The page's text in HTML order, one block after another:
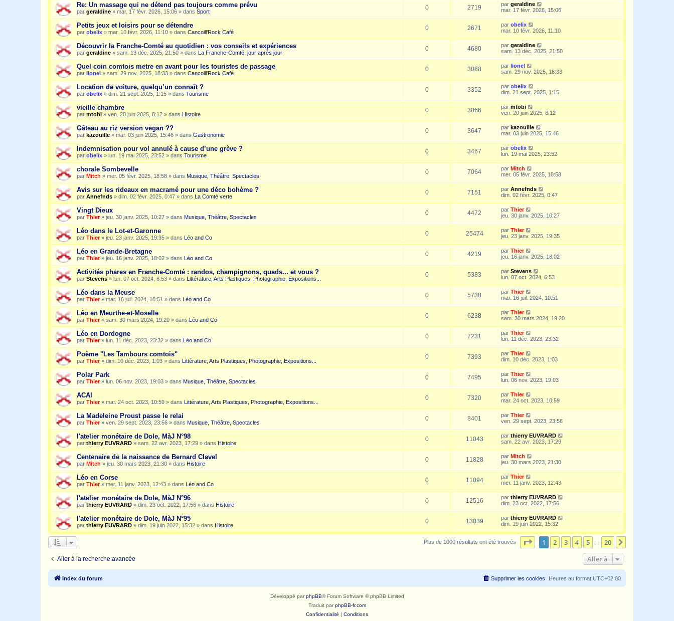
Re: Un massage qui ne détend pas toujours comme prévu
par geraldine » mar. 17 févr. 2026, 15:06 » dans Sport
0 2719 par geraldine
mar. 17 févr. 2026, 15:06
Petits jeux et loisirs pour se détendre
par obelix » mar. 10 févr. 2026, 11:10 » dans Cancoill'Rock Café
0 2671 par obelix
mar. 10 févr. 2026, 11:10
Découvrir la Franche-Comté au quotidien : vos conseils et expériences
par geraldine » sam. 13 déc. 2025, 21:50 » dans La Franche-Comté, jour après jour
0 4680 par geraldine
sam. 13 déc. 2025, 21:50
Quel coin comtois metre en avant pour les touristes de passage
par lionel » sam. 29 nov. 2025, 18:33 » dans Cancoill'Rock Café
0 3088 par lionel
sam. 29 nov. 2025, 18:33
Location de voiture, quelqu’un connaît ?
par obelix » dim. 21 sept. 2025, 1:15 » dans Tourisme
0 3352 par obelix
dim. 21 sept. 2025, 1:15
vieille chambre
par mtobi » ven. 20 juin 2025, 8:12 » dans Histoire
0 3066 par mtobi
ven. 20 juin 2025, 8:12
Gâteau au riz version vegan ??
par kazouille » mar. 03 juin 2025, 15:46 » dans Gastronomie
0 3647 par kazouille
mar. 03 juin 2025, 15:46
Indemnisation pour vol annulé à cause d’une grève ?
par obelix » lun. 19 mai 2025, 23:52 » dans Tourisme
0 3467 par obelix
lun. 19 mai 2025, 23:52
chorale Sombevelle
par Mitch » mer. 05 févr. 2025, 18:58 » dans Musique, Théâtre, Spectacles
0 7064 par Mitch
mer. 05 févr. 2025, 18:58
Avis sur les rideaux en macramé pour une déco bohème ?
par Annefnds » dim. 02 févr. 2025, 0:47 » dans La Comté verte
0 7151 par Annefnds
dim. 02 févr. 2025, 0:47
Vingt Dieux
par Thier» jeu. 30 janv. 2025, 10:27 » dans Musique, Théâtre, Spectacles
0 4472 par Thier
jeu. 30 janv. 2025, 10:27
Léo dans le Lot-et-Garonne
par Thier» jeu. 23 janv. 2025, 19:35 » dans Léo and Co
0 25474 par Thier
jeu. 23 janv. 2025, 19:35
Léo en Grande-Bretagne
par Thier» jeu. 16 janv. 2025, 18:02 » dans Léo and Co
0 4219 par Thier
jeu. 16 janv. 2025, 18:02
Activités phares en Franche-Comté : randos, champignons, quads... et vous ?
par Stevens » lun. 07 oct. 2024, 6:53 » dans Littérature, Arts Plastiques, Photographie, Expositions...
0 5383 par Stevens
lun. 07 oct. 2024, 6:53
Léo dans la Meuse
par Thier» mar. 16 juil. 2024, 10:51 » dans Léo and Co
0 5738 par Thier
mar. 16 juil. 2024, 10:51
Léo en Meurthe-et-Moselle
par Thier» sam. 30 mars 2024, 19:20 » dans Léo and Co
0 6238 par Thier
sam. 30 mars 2024, 19:20
Léo en Dordogne
par Thier» lun. 11 déc. 2023, 23:32 » dans Léo and Co
0 7231 par Thier
lun. 11 déc. 2023, 23:32
Poème "Les Tambours comtois"
par Thier» dim. 10 déc. 2023, 1:03 » dans Littérature, Arts Plastiques, Photographie, Expositions...
0 7393 par Thier
dim. 10 déc. 2023, 1:03
Polar Park
par Thier» lun. 06 nov. 2023, 19:03 » dans Musique, Théâtre, Spectacles
0 7495 par Thier
lun. 06 nov. 2023, 19:03
ACAI
par Thier» mar. 24 oct. 2023, 10:59 » dans Littérature, Arts Plastiques, Photographie, Expositions...
0 7320 par Thier
mar. 24 oct. 2023, 10:59
La Madeleine Proust passe le relai
par Thier» ven. 29 sept. 2023, 23:56 » dans Musique, Théâtre, Spectacles
0 8401 par Thier
ven. 29 sept. 2023, 23:56
l'atelier monétaire de Dole, MàJ N°98
par thierry EUVRARD » sam. 22 avr. 2023, 17:29 » dans Histoire
0 11043 par thierry EUVRARD
sam. 22 avr. 2023, 17:29
Centenaire de la naissance de Bernard Clavel
par Mitch » jeu. 30 mars 2023, 21:30 » dans Histoire
0 11828 par Mitch
jeu. 30 mars 2023, 21:30
Léo en Corse
par Thier» mer. 11 janv. 2023, 12:43 » dans Léo and Co
0 11094 par Thier
mer. 11 janv. 2023, 12:43
l'atelier monétaire de Dole, MàJ N°96
par thierry EUVRARD » dim. 23 oct. 2022, 17:56 » dans Histoire
0 12516 par thierry EUVRARD
dim. 23 oct. 2022, 17:56
l'atelier monétaire de Dole, MàJ N°95
par thierry EUVRARD » dim. 19 juin 2022, 15:32 » dans Histoire
0 13039 par thierry EUVRARD
dim. 19 juin 2022, 15:32
Plus de 1000 résultats ont été trouvés Page sur20
1 2 3 4 5 20
Aller à la recherche avancée Aller à
Index du forum Heures au format UTC+02:00
Supprimer les cookies
Développé parphpBB® Forum Software © phpBB Limited
Traduit parphpBB-fr.com
Confidentialité | Conditions